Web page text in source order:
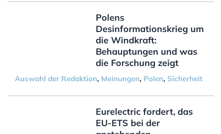
Polens
Desinformationskrieg um
die Windkraft:
Behauptungen und was
die Forschung zeigt
Auswahl der Redaktion, Meinungen, Polen, Sicherheit
Eurelectric fordert, das
EU-ETS bei der